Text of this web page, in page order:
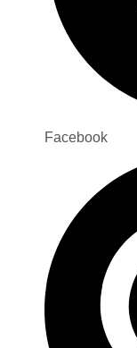
Facebook